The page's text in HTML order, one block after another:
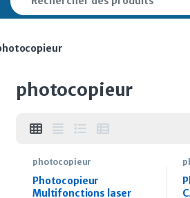
photocopieur
photocopieur
Photocopieur
Multifonctions laser